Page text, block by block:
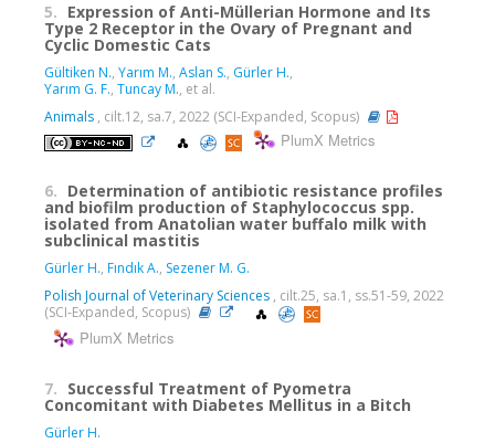
5. Expression of Anti-Müllerian Hormone and Its
Type 2 Receptor in the Ovary of Pregnant and
Cyclic Domestic Cats
Gültiken N., Yarım M., Aslan S., Gürler H.,
Yarım G. F., Tuncay M., et al.
Animals , cilt.12, sa.7, 2022 (SCI-Expanded, Scopus)
PlumX Metrics
6. Determination of antibiotic resistance profiles
and biofilm production of Staphylococcus spp.
isolated from Anatolian water buffalo milk with
subclinical mastitis
Gürler H., Fındık A., Sezener M. G.
Polish Journal of Veterinary Sciences , cilt.25, sa.1, ss.51-59, 2022
(SCI-Expanded, Scopus)
PlumX Metrics
7. Successful Treatment of Pyometra
Concomitant with Diabetes Mellitus in a Bitch
Gürler H.